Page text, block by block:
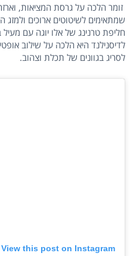
זומר הלכה על גרסת המציאות,
שמתאימים לשיטוטים ארוכים ולמזג
חליפת טרנינג של אלו יוגה עם
לדיסנילנד היא הלכה על שילוב
לסריג בגוונים של תכלת וצהוב.
View this post on Instagram